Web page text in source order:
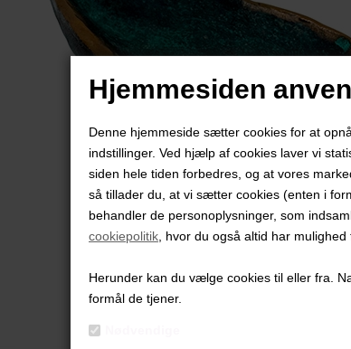
Hjemmesiden
Denne hjemmeside sætter cookies for at
indstillinger. Ved hjælp af cookies laver vi
siden hele tiden forbedres, og at vores
så tillader du, at vi sætter cookies (enten i
behandler de personoplysninger, som
cookiepolitik , hvor du også altid har
Herunder kan du vælge cookies til eller fra.
formål de tjener.